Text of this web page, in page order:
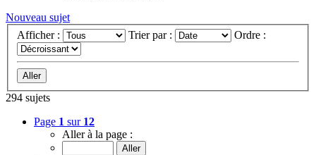
Nouveau sujet
Afficher :
Trier par : Ordre :
294 sujets
Page 1 sur 12
Aller à la page :